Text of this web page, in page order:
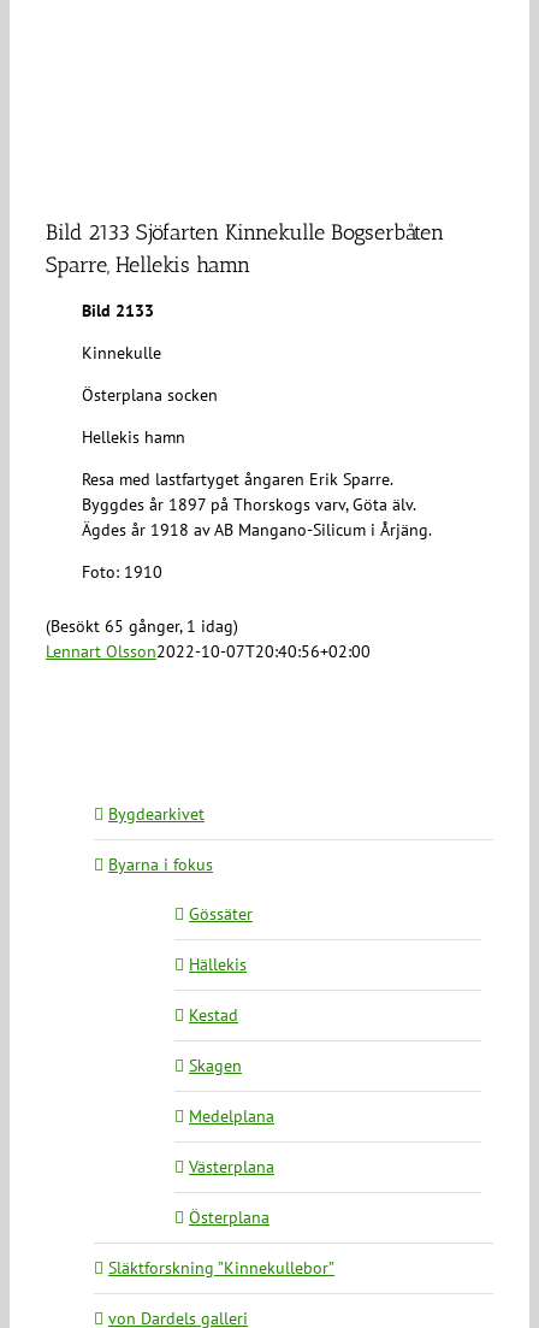
Bild 2133 Sjöfarten Kinnekulle Bogserbåten
Sparre, Hellekis hamn
Bild 2133
Kinnekulle
Österplana socken
Hellekis hamn
Resa med lastfartyget ångaren Erik Sparre.
Byggdes år 1897 på Thorskogs varv, Göta älv.
Ägdes år 1918 av AB Mangano-Silicum i Årjäng.
Foto: 1910
(Besökt 65 gånger, 1 idag)
Lennart Olsson2022-10-07T20:40:56+02:00
Bygdearkivet
Byarna i fokus
Gössäter
Hällekis
Kestad
Skagen
Medelplana
Västerplana
Österplana
Släktforskning ”Kinnekullebor”
von Dardels galleri